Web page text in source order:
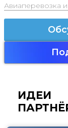
Авиаперевозка
ИДЕИ